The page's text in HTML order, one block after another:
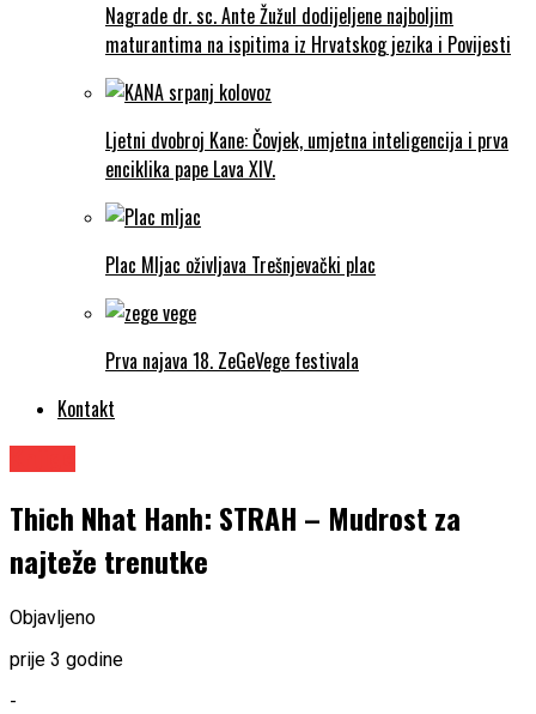
Nagrade dr. sc. Ante Žužul dodijeljene najboljim
maturantima na ispitima iz Hrvatskog jezika i Povijesti
Ljetni dvobroj Kane: Čovjek, umjetna inteligencija i prva
enciklika pape Lava XIV.
Plac Mljac oživljava Trešnjevački plac
Prva najava 18. ZeGeVege festivala
Kontakt
Thich Nhat Hanh: STRAH – Mudrost za
najteže trenutke
Objavljeno
prije 3 godine
-